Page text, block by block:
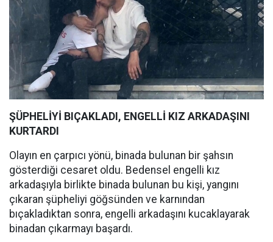
ŞÜPHELİYİ BIÇAKLADI, ENGELLİ KIZ ARKADAŞINI
KURTARDI
Olayın en çarpıcı yönü, binada bulunan bir şahsın
gösterdiği cesaret oldu. Bedensel engelli kız
arkadaşıyla birlikte binada bulunan bu kişi, yangını
çıkaran şüpheliyi göğsünden ve karnından
bıçakladıktan sonra, engelli arkadaşını kucaklayarak
binadan çıkarmayı başardı.